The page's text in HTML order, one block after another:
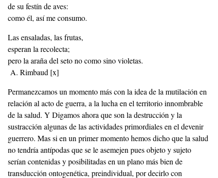
de su festín de aves:
como él, así me consumo.
Las ensaladas, las frutas,
esperan la recolecta;
pero la araña del seto no como sino violetas.
A. Rimbaud [x]
Permanezcamos un momento más con la idea de la mutilación en
relación al acto de guerra, a la lucha en el territorio innombrable
de la salud. Y Digamos ahora que son la destrucción y la
sustracción algunas de las actividades primordiales en el devenir
guerrero. Mas si en un primer momento hemos dicho que la salud
no tendría antípodas que se le asemejen pues objeto y sujeto
serían contenidas y posibilitadas en un plano más bien de
transducción ontogenética, preindividual, por decirlo con